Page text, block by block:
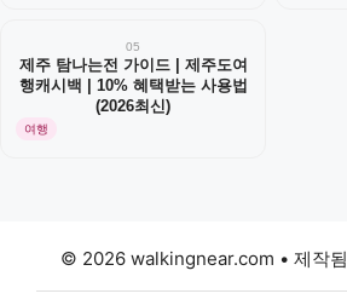
05
제주 탐나는전 가이드 | 제주도여
행캐시백 | 10% 혜택받는 사용법
(2026최신)
여행
© 2026 walkingnear.com • 제작됨